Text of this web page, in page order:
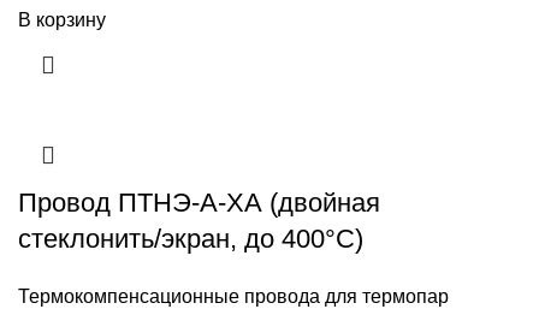
В корзину
Провод ПТНЭ-А-ХА (двойная
стеклонить/экран, до 400°С)
Термокомпенсационные провода для термопар